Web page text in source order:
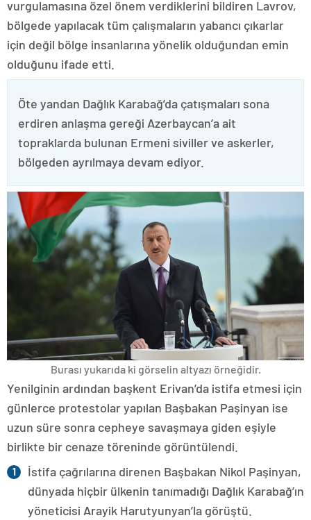
vurgulamasına özel önem verdiklerini bildiren Lavrov,
bölgede yapılacak tüm çalışmaların yabancı çıkarlar
için değil bölge insanlarına yönelik olduğundan emin
olduğunu ifade etti.
Öte yandan Dağlık Karabağ’da çatışmaları sona
erdiren anlaşma gereği Azerbaycan’a ait
topraklarda bulunan Ermeni siviller ve askerler,
bölgeden ayrılmaya devam ediyor.
Burası yukarıda ki görselin altyazı örneğidir.
Yenilginin ardından başkent Erivan’da istifa etmesi için
günlerce protestolar yapılan Başbakan Paşinyan ise
uzun süre sonra cepheye savaşmaya giden eşiyle
birlikte bir cenaze töreninde görüntülendi.
İstifa çağrılarına direnen Başbakan Nikol Paşinyan,
dünyada hiçbir ülkenin tanımadığı Dağlık Karabağ’ın
yöneticisi Arayik Harutyunyan’la görüştü.